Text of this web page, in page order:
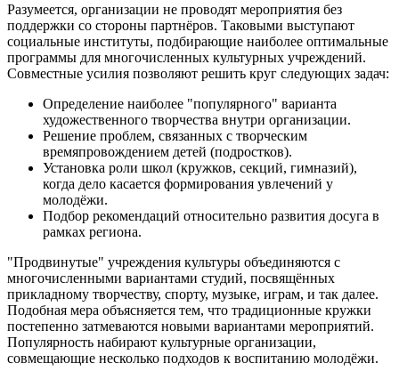
Разумеется, организации не проводят мероприятия без
поддержки со стороны партнёров. Таковыми выступают
социальные институты, подбирающие наиболее оптимальные
программы для многочисленных культурных учреждений.
Совместные усилия позволяют решить круг следующих задач:
Определение наиболее "популярного" варианта
художественного творчества внутри организации.
Решение проблем, связанных с творческим
времяпровождением детей (подростков).
Установка роли школ (кружков, секций, гимназий),
когда дело касается формирования увлечений у
молодёжи.
Подбор рекомендаций относительно развития досуга в
рамках региона.
"Продвинутые" учреждения культуры объединяются с
многочисленными вариантами студий, посвящённых
прикладному творчеству, спорту, музыке, играм, и так далее.
Подобная мера объясняется тем, что традиционные кружки
постепенно затмеваются новыми вариантами мероприятий.
Популярность набирают культурные организации,
совмещающие несколько подходов к воспитанию молодёжи.